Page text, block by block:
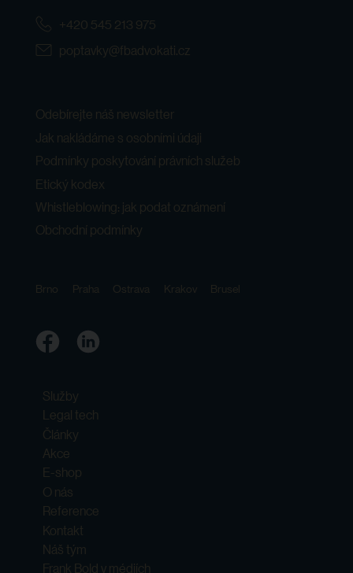
+420 545 213 975
poptavky@fbadvokati.cz
Odebírejte náš newsletter
Jak nakládáme s osobními údaji
Podmínky poskytování právních služeb
Etický kodex
Whistleblowing: jak podat oznámení
Obchodní podmínky
Brno Praha Ostrava Krakov Brusel
Služby
Legal tech
Články
Akce
E-shop
O nás
Reference
Kontakt
Náš tým
Frank Bold v médiích